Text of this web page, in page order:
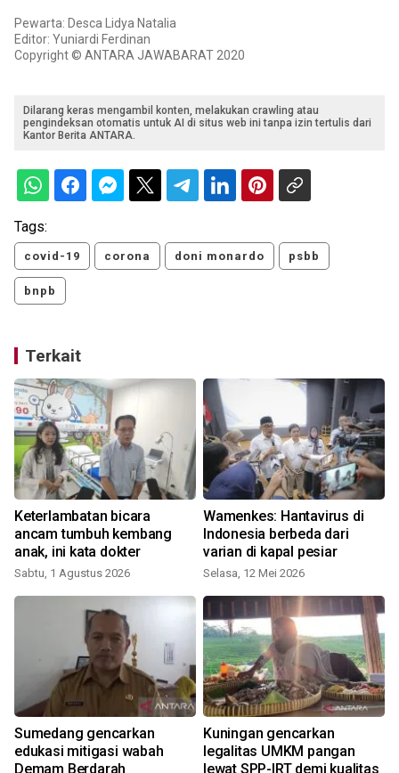
Pewarta: Desca Lidya Natalia
Editor: Yuniardi Ferdinan
Copyright © ANTARA JAWABARAT 2020
Dilarang keras mengambil konten, melakukan crawling atau
pengindeksan otomatis untuk AI di situs web ini tanpa izin tertulis dari
Kantor Berita ANTARA.
Tags:
covid-19 corona doni monardo psbb
bnpb
Terkait
Keterlambatan bicara
ancam tumbuh kembang
anak, ini kata dokter
Sabtu, 1 Agustus 2026
Wamenkes: Hantavirus di
Indonesia berbeda dari
varian di kapal pesiar
Selasa, 12 Mei 2026
Sumedang gencarkan
edukasi mitigasi wabah
Demam Berdarah
Kuningan gencarkan
legalitas UMKM pangan
lewat SPP-IRT demi kualitas